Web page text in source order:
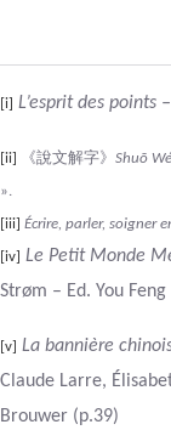
[i] L’esprit des points –
[ii] 《說文解字》 Shuō
».
[iii] Écrire, parler, soigner
[iv] Le Petit Monde
Strøm – Ed. You Feng
[v] La bannière
Claude Larre,
Brouwer (p.39)